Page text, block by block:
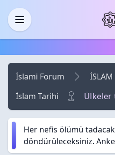
Skip to main content
Menü
İslami Forum
İSLAM
İslam Tarihi
Ülkeler
Her nefis ölümü
döndürüleceksiniz.